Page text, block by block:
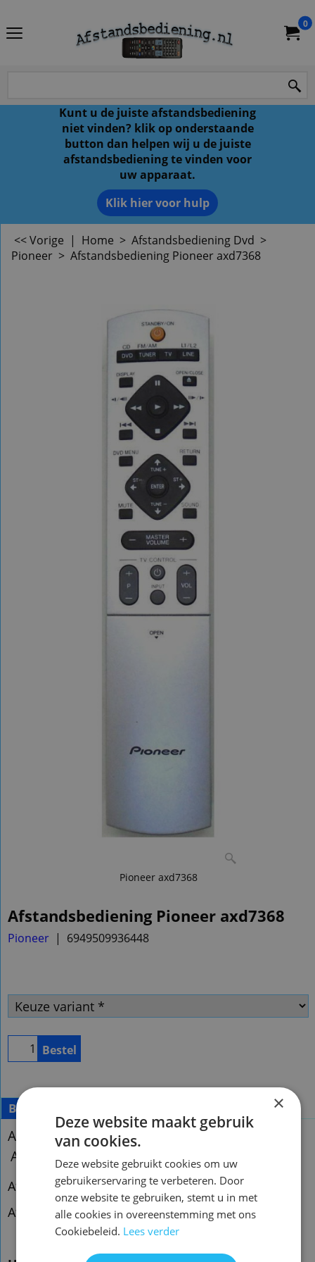
0
Kunt u de juiste afstandsbediening
niet vinden? klik op onderstaande
button dan helpen wij u de juiste
afstandsbediening te vinden voor
uw apparaat.
Klik hier voor hulp
<< Vorige | Home > Afstandsbediening Dvd >
Pioneer > Afstandsbediening Pioneer axd7368
Pioneer axd7368
Afstandsbediening Pioneer axd7368
Pioneer 6949509936448
Bestel
Beschrijving
Afstandsbediening Pioneer axd7368
Afstandsbediening Pioneer XV-DV99
Afstandsbediening Pioneer axd7368
Afstandsbediening Pioneer XV-DV99 xv-dv990
×
Deze website maakt gebruik
van cookies.
Deze website gebruikt cookies om uw
gebruikerservaring te verbeteren. Door
onze website te gebruiken, stemt u in met
alle cookies in overeenstemming met ons
Cookiebeleid. Lees verder